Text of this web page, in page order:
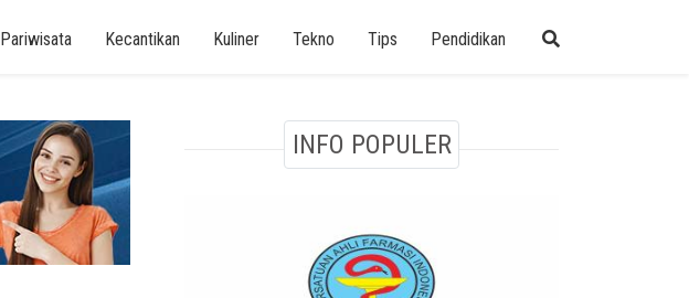
Pariwisata Kecantikan Kuliner Tekno Tips Pendidikan
INFO POPULER